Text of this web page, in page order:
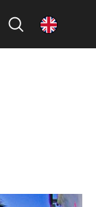
en